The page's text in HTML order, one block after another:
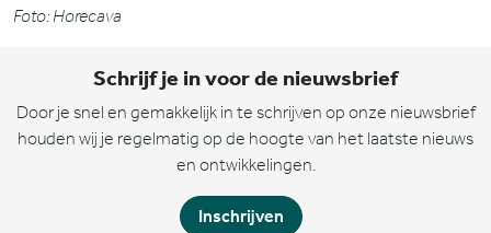
Foto: Horecava
Schrijf je in voor de nieuwsbrief
Door je snel en gemakkelijk in te schrijven op onze nieuwsbrief
houden wij je regelmatig op de hoogte van het laatste nieuws
en ontwikkelingen.
Inschrijven